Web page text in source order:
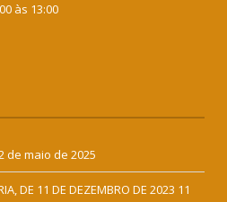
às 13:00
de maio de 2025
DE 11 DE DEZEMBRO DE 2023 11